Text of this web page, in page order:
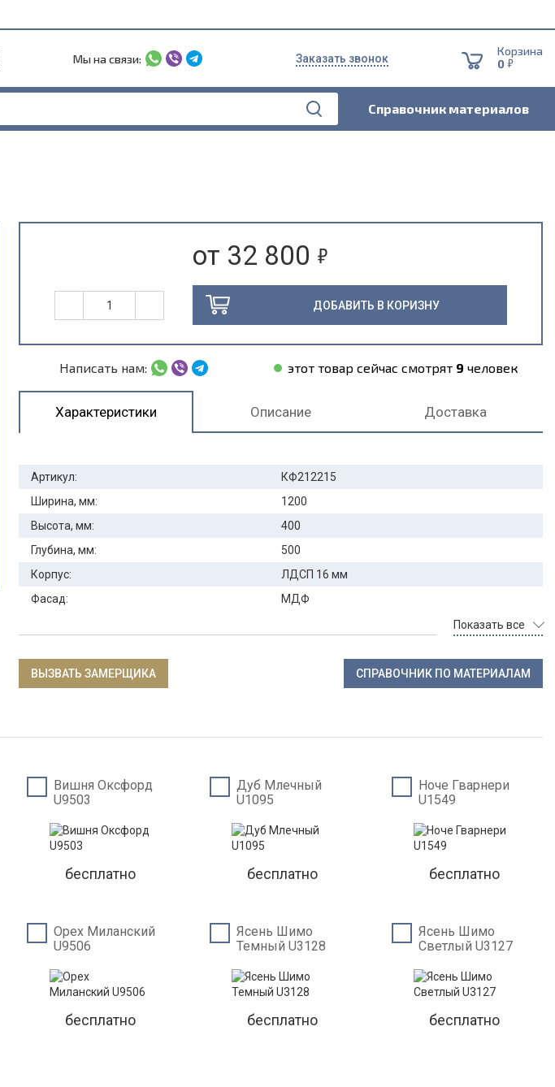
Мы на связи: Заказать звонок
Корзина
0 5
Справочник материалов
от 32 800 5
ДОБАВИТЬ В КОРИЗНУ
Написать нам: этот товар сейчас смотрят 9 человек
Характеристики Описание Доставка
Артикул:
КФ212215
Ширина, мм:
1200
Высота, мм:
400
Глубина, мм:
500
Корпус:
ЛДСП 16 мм
Фасад:
МДФ
Показать все
ВЫЗВАТЬ ЗАМЕРЩИКА СПРАВОЧНИК ПО МАТЕРИАЛАМ
Вишня Оксфорд
U9503
бесплатно
Дуб Млечный
U1095
бесплатно
Ноче Гварнери
U1549
бесплатно
Орех Миланский
U9506
бесплатно
Ясень Шимо
Темный U3128
бесплатно
Ясень Шимо
Светлый U3127
бесплатно